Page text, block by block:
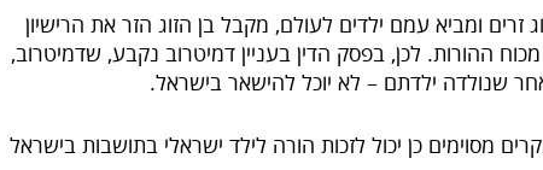
ומביא עמם ילדים לעולם, מקבל בן הזוג הזר את הרישיון
ההורות. לכן, בפסק הדין בעניין דמיטרוב נקבע, שדמיטרוב,
שנולדה ילדתם – לא יוכל להישאר בישראל.
מסוימים כן יכול לזכות הורה לילד ישראלי בתושבות בישראל